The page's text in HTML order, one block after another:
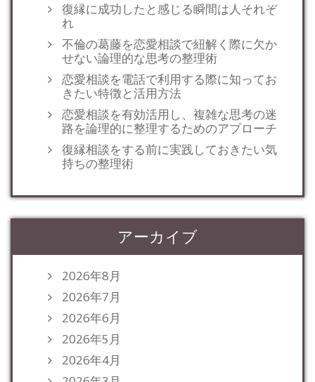
復縁に成功したと感じる瞬間は人それぞ
れ
不倫の葛藤を恋愛相談で紐解く際に欠か
せない論理的な思考の整理術
恋愛相談を電話で利用する際に知ってお
きたい特徴と活用方法
恋愛相談を有効活用し、複雑な思考の迷
路を論理的に整理するためのアプローチ
復縁相談をする前に実践しておきたい気
持ちの整理術
アーカイブ
2026年8月
2026年7月
2026年6月
2026年5月
2026年4月